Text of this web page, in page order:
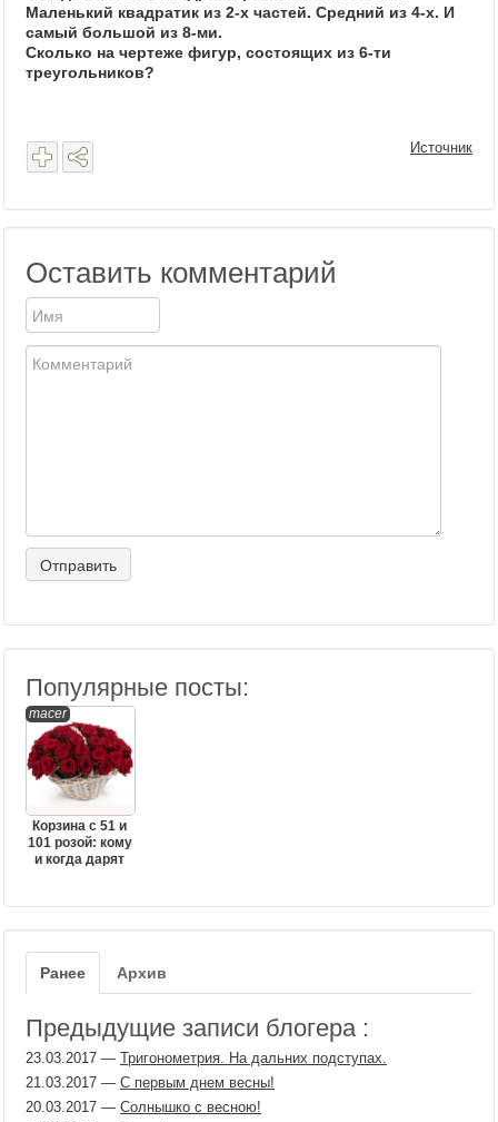
Маленький квадратик из 2-х частей. Средний из 4-х. И
самый большой из 8-ми.
Сколько на чертеже фигур, состоящих из 6-ти
треугольников?
Источник
Оставить комментарий
Популярные посты:
macer
Корзина с 51 и
101 розой: кому
и когда дарят
Ранее Архив
Предыдущие записи блогера :
23.03.2017 — Тригонометрия. На дальних подступах.
21.03.2017 — С первым днем весны!
20.03.2017 — Солнышко с весною!